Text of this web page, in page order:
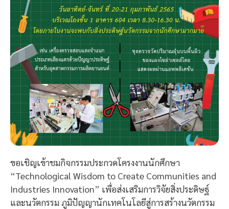
ขอเชิญเข้าชมกิจกรรมประกวดโครงงานนักศึกษา
“Technological Wisdom to Create Communities and
Industries Innovation” เพื่อส่งเสริมการวิจัยสิ่งประดิษฐ์
และนวัตกรรม ภูมิปัญญานักเทคโนโลยีสู่การสร้างนวัตกรรม